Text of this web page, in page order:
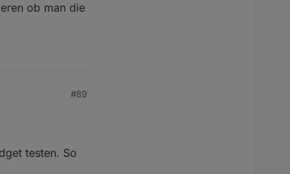
ob man die
#89
testen. So